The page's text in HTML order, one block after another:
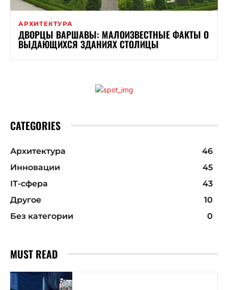
АРХИТЕКТУРА
ДВОРЦЫ ВАРШАВЫ: МАЛОИЗВЕСТНЫЕ ФАКТЫ О
ВЫДАЮЩИХСЯ ЗДАНИЯХ СТОЛИЦЫ
CATEGORIES
Архитектура
46
Инновации
45
ІТ-сфера
43
Другое
10
Без категории
0
MUST READ